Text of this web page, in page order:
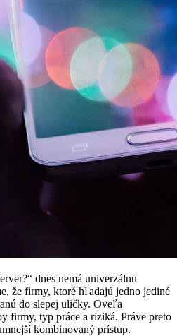
dnes nemá univerzálnu
že firmy, ktoré hľadajú jedno jediné
do slepej uličky. Oveľa
firmy, typ práce a riziká. Práve preto
kombinovaný prístup.